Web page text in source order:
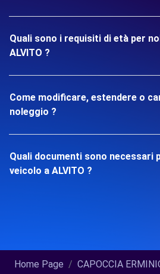
Quali sono i requisiti di età per
ALVITO ?
Come modificare, estendere o
noleggio ?
Quali documenti sono necessari
veicolo a ALVITO ?
Home Page CAPOCCIA